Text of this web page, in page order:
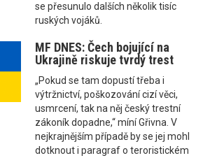
se přesunulo dalších několik tisíc
ruských vojáků.
MF DNES: Čech bojující na
Ukrajině riskuje tvrdý trest
„Pokud se tam dopustí třeba i
výtržnictví, poškozování cizí věci,
usmrcení, tak na něj český trestní
zákoník dopadne,“ míní Gřivna. V
nejkrajnějším případě by se jej mohl
dotknout i paragraf o teroristickém